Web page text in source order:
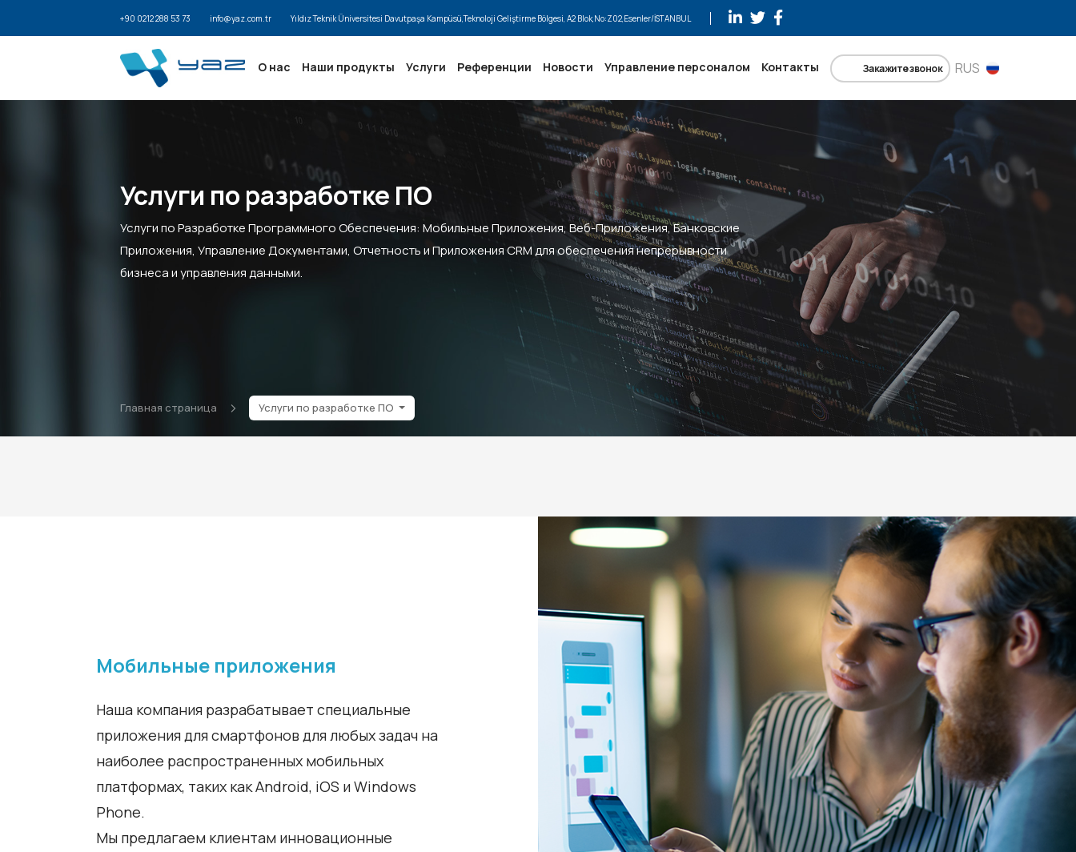
+90 0212 288 53 73 info@yaz.com.tr Yıldız Teknik Üniversitesi Davutpaşa Kampüsü,Teknoloji Geliştirme Bölgesi, A2 Blok,No:Z02,Esenler/İSTANBUL
О нас Наши продукты Услуги Референции Новости Управление персоналом Контакты Закажите звонок RUS
Услуги по разработке ПО
Услуги по Разработке Программного Обеспечения: Мобильные Приложения, Веб-Приложения, Банковские
Приложения, Управление Документами, Отчетность и Приложения CRM для обеспечения непрерывности
бизнеса и управления данными.
Главная страница Услуги по разработке ПО
Мобильные приложения
Наша компания разрабатывает специальные
приложения для смартфонов для любых задач на
наиболее распространенных мобильных
платформах, таких как Android, iOS и Windows
Phone.
Мы предлагаем клиентам инновационные